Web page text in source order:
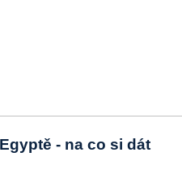
- na co si dát